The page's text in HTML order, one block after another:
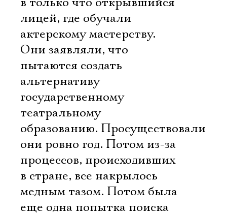
лицей, где обучали
актерскому мастерству.
Они заявляли, что
пытаются создать
альтернативу
государственному
театральному
образованию. Просуществовали
они ровно год. Потом из-за
процессов, происходивших
в стране, все накрылось
медным тазом. Потом была
еще одна попытка поиска